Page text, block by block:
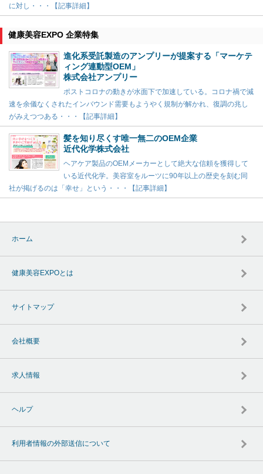
に対し・・・【記事詳細】
健康美容EXPO 企業特集
進化系受託製造のアンプリーが提案する「マーケテ
ィング連動型OEM」
株式会社アンプリー
ポストコロナの動きが水面下で加速している。コロナ禍で減
速を余儀なくされたインバウンド需要もようやく規制が解かれ、復調の兆し
がみえつつある・・・【記事詳細】
髪を知り尽くす唯一無二のOEM企業
近代化学株式会社
ヘアケア製品のOEMメーカーとして絶大な信頼を獲得して
いる近代化学。美容室をルーツに90年以上の歴史を刻む同
社が掲げるのは「幸せ」という・・・【記事詳細】
ホーム
健康美容EXPOとは
サイトマップ
会社概要
求人情報
ヘルプ
利用者情報の外部送信について